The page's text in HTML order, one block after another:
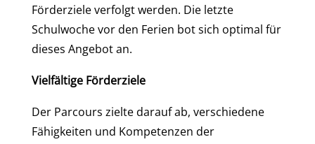
Förderziele verfolgt werden. Die letzte
Schulwoche vor den Ferien bot sich optimal für
dieses Angebot an.
Vielfältige Förderziele
Der Parcours zielte darauf ab, verschiedene
Fähigkeiten und Kompetenzen der